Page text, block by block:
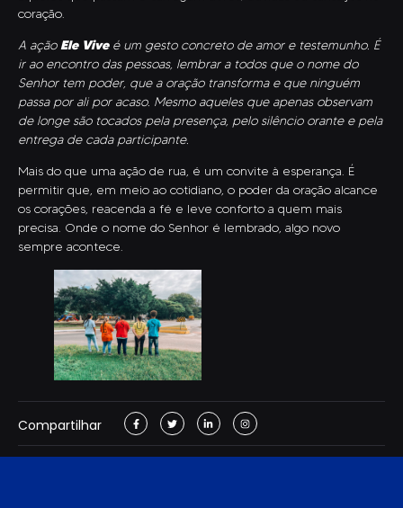
coração.
A açãoEle Viveé um gesto concreto de amor e testemunho. É
ir ao encontro das pessoas, lembrar a todos que o nome do
Senhor tem poder, que a oração transforma e que ninguém
passa por ali por acaso. Mesmo aqueles que apenas observam
de longe são tocados pela presença, pelo silêncio orante e pela
entrega de cada participante.
Mais do que uma ação de rua, é um convite à esperança. É
permitir que, em meio ao cotidiano, o poder da oração alcance
os corações, reacenda a fé e leve conforto a quem mais
precisa. Onde o nome do Senhor é lembrado, algo novo
sempre acontece.
Compartilhar